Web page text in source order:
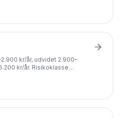
kr/år, udvidet 2.900–
kr/år. Risikoklasse